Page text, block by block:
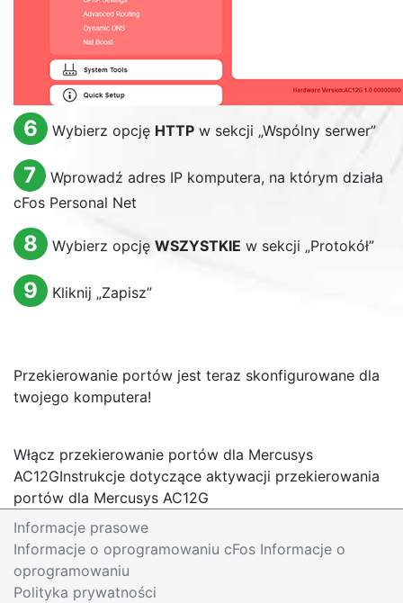
6 Wybierz opcję HTTPw sekcji „Wspólny serwer”
7
Wprowadź adres IP komputera, na którym działa
cFos Personal Net
8 Wybierz opcję WSZYSTKIE w sekcji „Protokół”
9 Kliknij „Zapisz”
Przekierowanie portów jest teraz skonfigurowane dla
twojego komputera!
Włącz przekierowanie portów dla Mercusys
AC12GInstrukcje dotyczące aktywacji przekierowania
portów dla Mercusys AC12G
Informacje prasowe
Informacje o oprogramowaniu cFos Informacje o
oprogramowaniu
Polityka prywatności